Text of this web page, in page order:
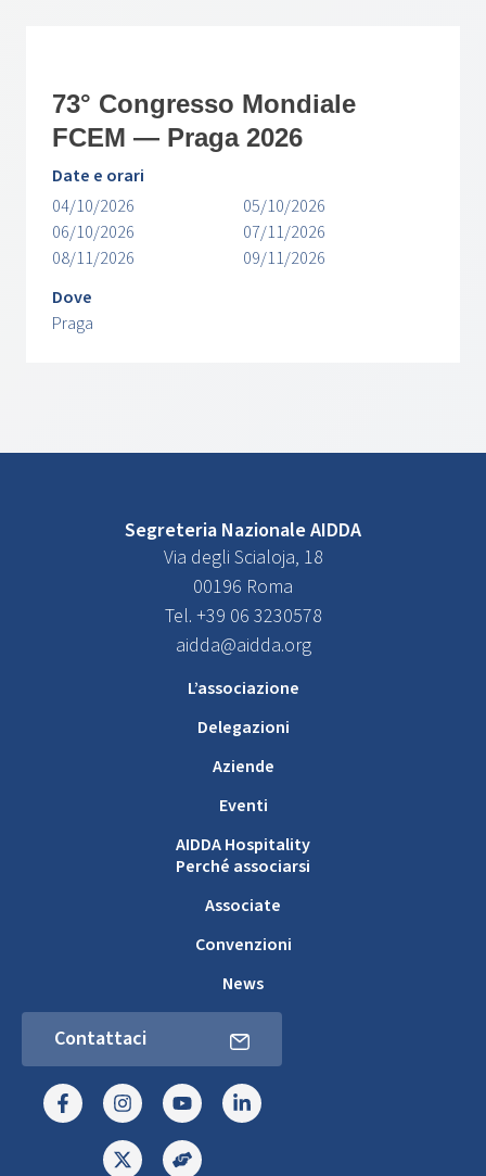
73° Congresso Mondiale
FCEM — Praga 2026
Date e orari
04/10/2026
05/10/2026
06/10/2026
07/11/2026
08/11/2026
09/11/2026
Dove
Praga
Segreteria Nazionale AIDDA
Via degli Scialoja, 18
00196 Roma
Tel. +39 06 3230578
aidda@aidda.org
L’associazione
Delegazioni
Aziende
Eventi
AIDDA Hospitality
Perché associarsi
Associate
Convenzioni
News
Contattaci